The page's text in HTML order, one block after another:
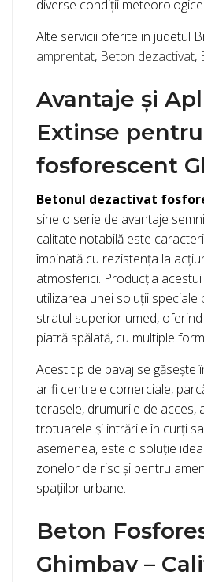
diverse condiții meteorologice.
Alte servicii oferite in judetul
amprentat, Beton dezactivat,
Avantaje și
Extinse
fosforescent
Betonul dezactivat
sine o serie de avantaje
calitate notabilă este
îmbinată cu rezistența la
atmosferici. Producția
utilizarea unei soluții speciale
stratul superior umed,
piatră spălată, cu multiple
Acest tip de pavaj se găsește
ar fi centrele comerciale,
terasele, drumurile de acces,
trotuarele și intrările în curți
asemenea, este o soluție
zonelor de risc și pentru
spațiilor urbane.
Beton
Ghimbav –